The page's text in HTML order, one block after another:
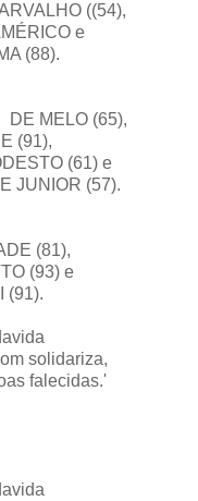
((54),
e
(88).
DE MELO (65),
(91),
(61) e
JUNIOR (57).
(81),
(93) e
(91).
solidariza,
falecidas.'